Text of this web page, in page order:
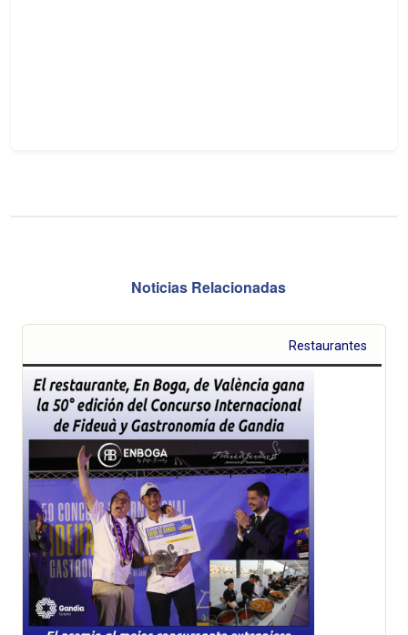
Noticias Relacionadas
Restaurantes